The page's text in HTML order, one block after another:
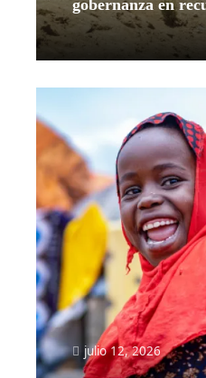
gobernanza en
Leer más
julio 12, 2026